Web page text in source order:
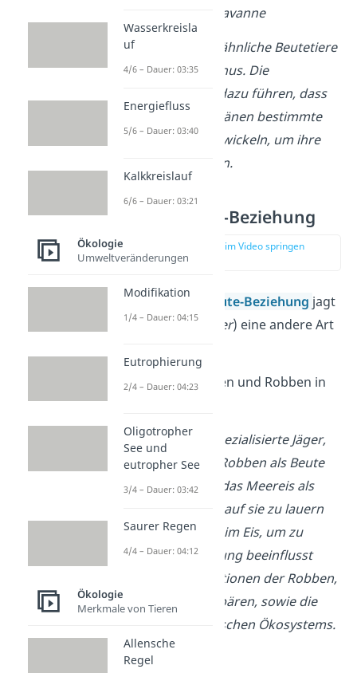
Beutetiere in der Savanne
Beide Arten jagen ähnliche Beutetiere
wie Zebras oder Gnus. Die
Konkurrenz kann dazu führen, dass
sich Löwen und Hyänen bestimmte
Jagdstrategien entwickeln, um ihre
Nahrung zu sichern.
Räuber-Beute-Beziehung
zur Stelle im Video springen
(01:46)
Bei derRäuber-Beute-Beziehung jagt
eine Art (der Räuber) eine andere Art
Beispiel: Polarbären und Robben in
Polarbären sind spezialisierte Jäger,
die hauptsächlich Robben als Beute
haben. Sie nutzen das Meereis als
Jagdplattform, um auf sie zu lauern
und die Luftlöcher im Eis, um zu
atmen. Die Beziehung beeinflusst
sowohl die Populationen der Robben,
als auch der Polarbären, sowie die
Dynamik des arktischen Ökosystems.
Wasserkreisla
uf
4/6 – Dauer: 03:35
Energiefluss
5/6 – Dauer: 03:40
Kalkkreislauf
6/6 – Dauer: 03:21
Ökologie
Umweltveränderungen
Modifikation
1/4 – Dauer: 04:15
Eutrophierung
2/4 – Dauer: 04:23
Oligotropher
See und
eutropher See
3/4 – Dauer: 03:42
Saurer Regen
4/4 – Dauer: 04:12
Ökologie
Merkmale von Tieren
Allensche
Regel